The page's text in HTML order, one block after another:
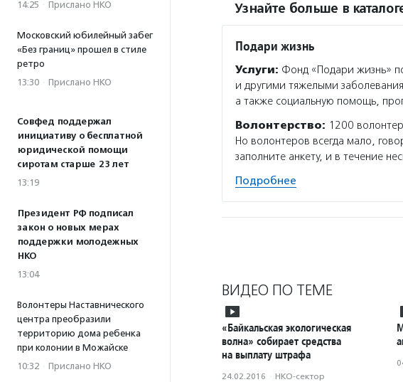
14:25 · Прислано НКО
Московский юбилейный забег
«Без границ» прошел в стиле
ретро
13:30 · Прислано НКО
Совфед поддержал
инициативу о бесплатной
юридической помощи
сиротам старше 23 лет
13:19
Президент РФ подписал
закон о новых мерах
поддержки молодежных
НКО
13:04
Волонтеры Наставнического
центра преобразили
территорию дома ребенка
при колонии в Можайске
10:32 · Прислано НКО
Узнайте больше в
Подари жизнь
Услуги: Фонд «Подари жизнь»
и другими тяжелыми
а также социальную помощь,
Волонтерство: 1200
Но волонтеров всегда мало,
заполните анкету, и в течение
Подробнее
ВИДЕО ПО ТЕМЕ
«Байкальская экологическая
волна» собирает средства
на выплату штрафа
24.02.2016 · НКО-сектор